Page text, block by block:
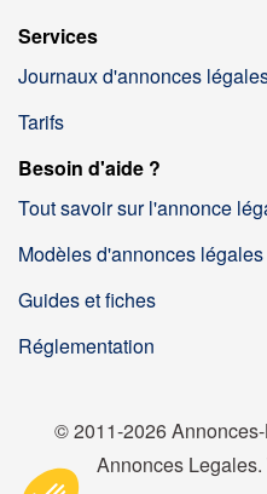
Services
Journaux d'annonces
Tarifs
Besoin d'aide ?
Tout savoir sur l'annonce
Modèles d'annonces légales
Guides et fiches
Réglementation
© 2011-2026
Annonces